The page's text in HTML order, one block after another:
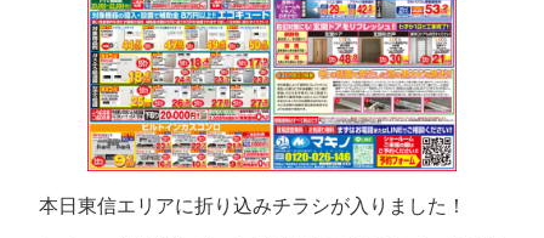
本日東信エリアに折り込みチラシが入りました！